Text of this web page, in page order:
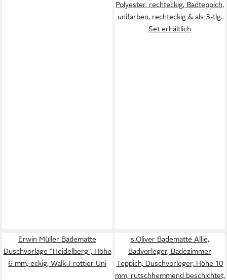
Polyester, rechteckig, Badteppich,
unifarben, rechteckig & als 3-tlg.
Set erhältlich
Erwin Müller Badematte
Duschvorlage "Heidelberg", Höhe
6 mm, eckig, Walk-Frottier Uni
s.Oliver Badematte Allie,
Badvorleger, Badezimmer
Teppich, Duschvorleger, Höhe 10
mm, rutschhemmend beschichtet,